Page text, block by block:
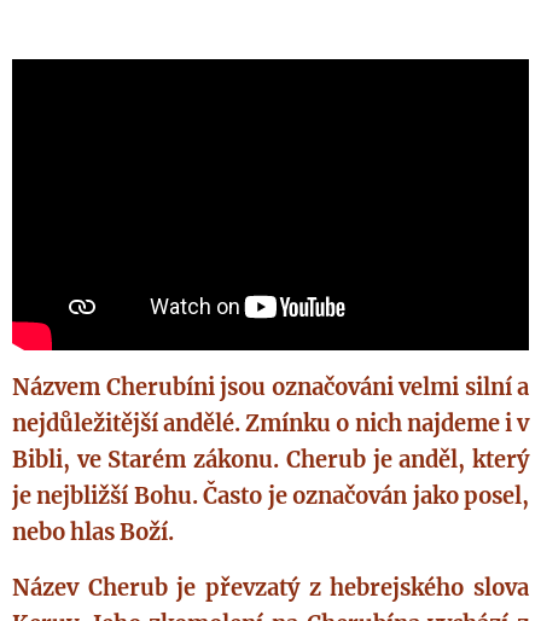
Názvem Cherubíni jsou označováni velmi silní a
nejdůležitější andělé. Zmínku o nich najdeme i v
Bibli, ve Starém zákonu. Cherub je anděl, který
je nejbližší Bohu. Často je označován jako posel,
nebo hlas Boží.
Název Cherub je převzatý z hebrejského slova